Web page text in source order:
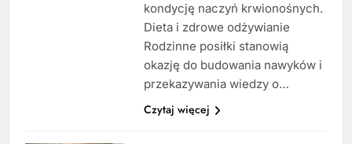
kondycję naczyń krwionośnych.
Dieta i zdrowe odżywianie
Rodzinne posiłki stanowią
okazję do budowania nawyków i
przekazywania wiedzy o…
Czytaj więcej